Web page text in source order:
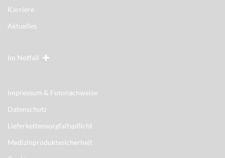
Karriere
Aktuelles
Im Notfall
Impressum & Fotonachweise
Datenschutz
Lieferkettensorgfaltspflicht
Medizinproduktesicherheit